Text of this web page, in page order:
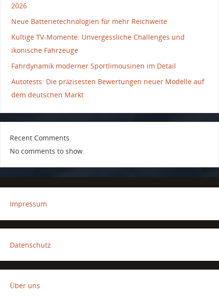
2026
Neue Batterietechnologien für mehr Reichweite
Kultige TV-Momente: Unvergessliche Challenges und
ikonische Fahrzeuge
Fahrdynamik moderner Sportlimousinen im Detail
Autotests: Die präzisesten Bewertungen neuer Modelle auf
dem deutschen Markt
Recent Comments
No comments to show.
Impressum
Datenschutz
Über uns